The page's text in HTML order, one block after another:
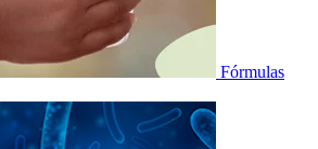
Fórmulas